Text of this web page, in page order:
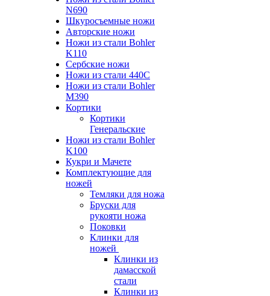
N690
Шкуросъемные ножи
Авторские ножи
Ножи из стали Bohler
K110
Сербские ножи
Ножи из стали 440С
Ножи из стали Bohler
M390
Кортики
Кортики
Генеральские
Ножи из стали Bohler
K100
Кукри и Мачете
Комплектующие для
ножей
Темляки для ножа
Бруски для
рукояти ножа
Поковки
Клинки для
ножей
Клинки из
дамасской
стали
Клинки из